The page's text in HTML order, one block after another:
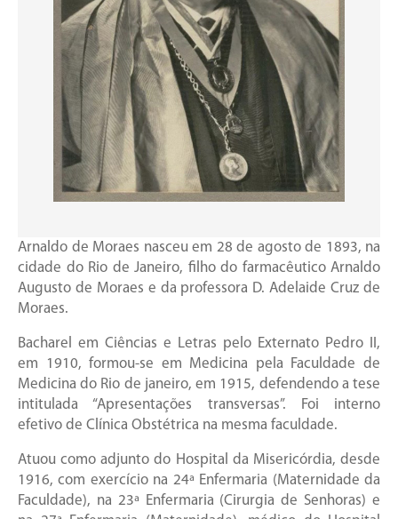
Arnaldo de Moraes nasceu em 28 de agosto de 1893, na
cidade do Rio de Janeiro, filho do farmacêutico Arnaldo
Augusto de Moraes e da professora D. Adelaide Cruz de
Moraes.
Bacharel em Ciências e Letras pelo Externato Pedro II,
em 1910, formou-se em Medicina pela Faculdade de
Medicina do Rio de janeiro, em 1915, defendendo a tese
intitulada “Apresentações transversas”. Foi interno
efetivo de Clínica Obstétrica na mesma faculdade.
Atuou como adjunto do Hospital da Misericórdia, desde
1916, com exercício na 24ª Enfermaria (Maternidade da
Faculdade), na 23ª Enfermaria (Cirurgia de Senhoras) e